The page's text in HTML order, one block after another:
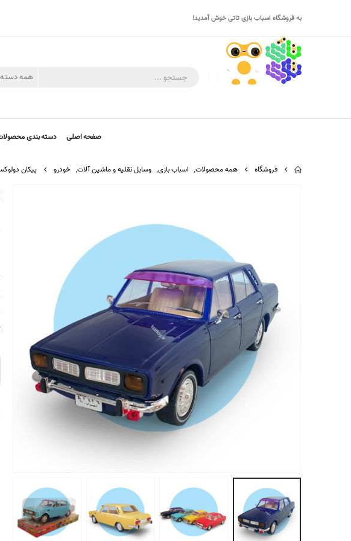
به فروشگاه اسباب بازی تاتی خوش آمدید!
همه دسته
صفحه اصلی دسته بندی
فروشگاه همه محصولات, اسباب بازی, وسایل نقلیه و ماشین آلات, خودرو پیکان